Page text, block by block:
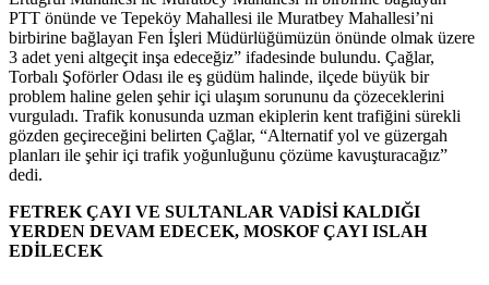
PTT önünde ve Tepeköy Mahallesi ile Muratbey Mahallesi’ni
birbirine bağlayan Fen İşleri Müdürlüğümüzün önünde olmak üzere
3 adet yeni altgeçit inşa edeceğiz” ifadesinde bulundu. Çağlar,
Torbalı Şoförler Odası ile eş güdüm halinde, ilçede büyük bir
problem haline gelen şehir içi ulaşım sorununu da çözeceklerini
vurguladı. Trafik konusunda uzman ekiplerin kent trafiğini sürekli
gözden geçireceğini belirten Çağlar, “Alternatif yol ve güzergah
planları ile şehir içi trafik yoğunluğunu çözüme kavuşturacağız”
dedi.
FETREK ÇAYI VE SULTANLAR VADİSİ KALDIĞI
YERDEN DEVAM EDECEK, MOSKOF ÇAYI ISLAH
EDİLECEK